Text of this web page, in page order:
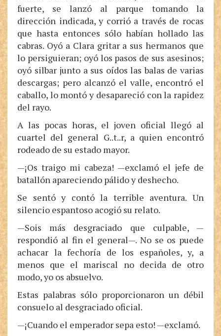
fuerte, se lanzó al parque tomando la
dirección indicada, y corrió a través de rocas
que hasta entonces sólo habían hollado las
cabras. Oyó a Clara gritar a sus hermanos que
lo persiguieran; oyó los pasos de sus asesinos;
oyó silbar junto a sus oídos las balas de varias
descargas; pero alcanzó el valle, encontró el
caballo, lo montó y desapareció con la rapidez
del rayo.
A las pocas horas, el joven oficial llegó al
cuartel del general G..t..r, a quien encontró
rodeado de su estado mayor.
—¡Os traigo mi cabeza! —exclamó el jefe de
batallón apareciendo pálido y deshecho.
Se sentó y contó la terrible aventura. Un
silencio espantoso acogió su relato.
—Sois más desgraciado que culpable, —
respondió al fin el general—. No se os puede
achacar la fechoría de los españoles, y, a
menos que el mariscal no decida de otro
modo, yo os absuelvo.
Estas palabras sólo proporcionaron un débil
consuelo al desgraciado oficial.
—¡Cuando el emperador sepa esto! —exclamó.